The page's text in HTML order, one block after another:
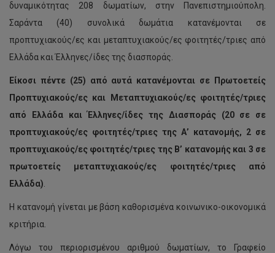
δυναμικότητας 208 δωματίων, στην Πανεπιστημιούπολη.
Σαράντα (40) συνολικά δωμάτια κατανέμονται σε
προπτυχιακούς/ες και μεταπτυχιακούς/ες φοιτητές/τριες από
Ελλάδα και Έλληνες/ίδες της διασποράς.
Είκοσι πέντε (25) από αυτά κατανέμονται σε Πρωτοετείς
Προπτυχιακούς/ες και Μεταπτυχιακούς/ες φοιτητές/τριες
από Ελλάδα και Έλληνες/ίδες της Διασποράς (20 σε σε
προπτυχιακούς/ες φοιτητές/τριες της Α’ κατανομής, 2 σε
προπτυχιακούς/ες φοιτητές/τριες της Β’ κατανομής και 3 σε
πρωτοετείς μεταπτυχιακούς/ες φοιτητές/τριες από
Ελλάδα)
Η κατανομή γίνεται με βάση καθορισμένα κοινωνικο-οικονομικά
κριτήρια.
Λόγω του περιορισμένου αριθμού δωματίων, το Γραφείο